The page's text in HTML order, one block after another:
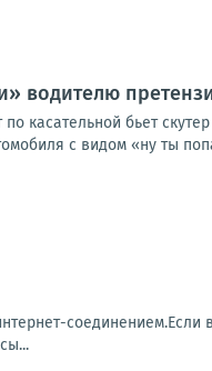
водителю
касательной бьет
с видом «ну ты
соединением.Если